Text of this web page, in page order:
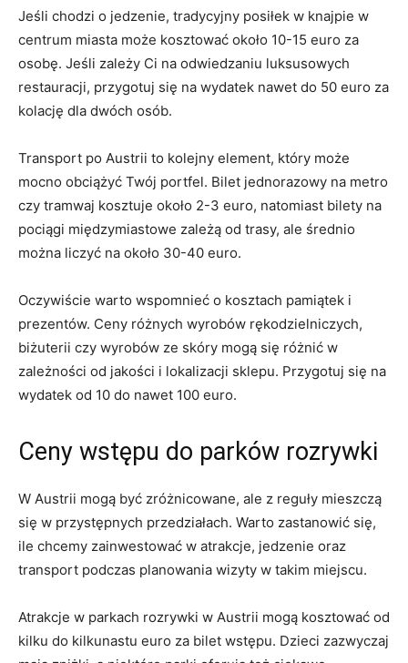
Jeśli ​chodzi o jedzenie,⁤ tradycyjny posiłek w knajpie w⁤
centrum ‍miasta może kosztować około 10-15 euro za
osobę. Jeśli ⁢zależy Ci na odwiedzaniu ​luksusowych
restauracji, przygotuj się ‍na wydatek nawet do​ 50 euro za
kolację dla dwóch⁤ osób.
Transport po Austrii to ‌kolejny element, który ​może⁤
mocno obciążyć Twój portfel. Bilet jednorazowy na metro
czy‍ tramwaj kosztuje ‌około 2-3 euro, natomiast bilety na
pociągi ​międzymiastowe zależą od trasy, ale średnio
można liczyć na około ‌30-40 euro.
Oczywiście warto ⁣wspomnieć o kosztach pamiątek i
prezentów. Ceny różnych wyrobów rękodzielniczych,‌
biżuterii czy wyrobów ze skóry mogą się różnić w
zależności od jakości i lokalizacji sklepu. Przygotuj się na
wydatek od 10 do nawet​ 100 euro.
Ceny wstępu do parków‍ rozrywki
W Austrii mogą być‌ zróżnicowane, ale z reguły mieszczą
się w przystępnych przedziałach.‌ Warto ⁣zastanowić się,
ile chcemy zainwestować w atrakcje, jedzenie oraz
transport⁣ podczas planowania wizyty w⁢ takim miejscu.
Atrakcje w parkach rozrywki w Austrii mogą kosztować ⁤od
kilku​ do kilkunastu euro ⁣za bilet‍ wstępu. Dzieci zazwyczaj